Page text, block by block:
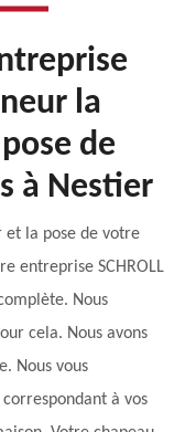
la
de
à Nestier
et la pose de votre
entreprise SCHROLL
Nous
cela. Nous avons
Nous vous
à vos